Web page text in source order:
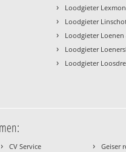
› Loodgieter
› Loodgieter
› Loodgieter Loenen
› Loodgieter
› Loodgieter
› CV Service › Geiser